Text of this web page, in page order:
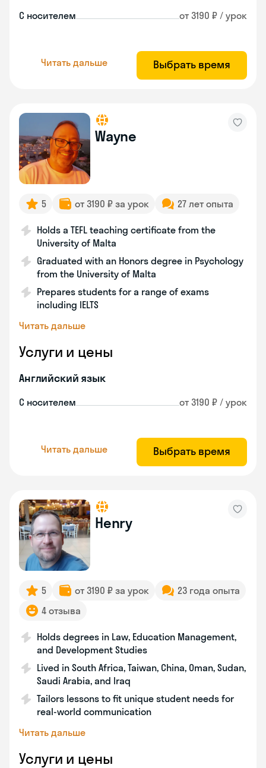
С носителем от 3190 ₽ / урок
Читать дальше Выбрать время
Wayne
5 от 3190 ₽ за урок 27 лет опыта
Holds a TEFL teaching certificate from the
University of Malta
Graduated with an Honors degree in Psychology
from the University of Malta
Prepares students for a range of exams
including IELTS
Читать дальше
Услуги и цены
Английский язык
С носителем от 3190 ₽ / урок
Читать дальше Выбрать время
Henry
5 от 3190 ₽ за урок
23 года опыта
4 отзыва
Holds degrees in Law, Education Management,
and Development Studies
Lived in South Africa, Taiwan, China, Oman, Sudan,
Saudi Arabia, and Iraq
Tailors lessons to fit unique student needs for
real-world communication
Читать дальше
Услуги и цены